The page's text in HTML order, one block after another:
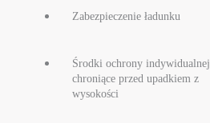
Zabezpieczenie ładunku
Środki ochrony indywidualnej
chroniące przed upadkiem z
wysokości